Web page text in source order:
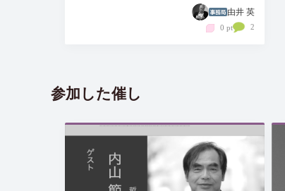
由井 英
0 pt 2
参加した催し